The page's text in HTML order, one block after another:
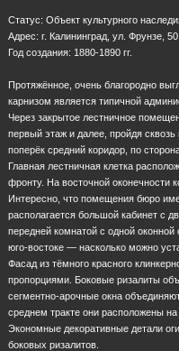
Статус: Объект культурного
Адрес: г. Калининград, ул. Фрунзе, 50
Год создания: 1880-1890 гг.
Протяжённое, очень благородно
карнизом является типичной
Через закрытое лестничное
первый этаж и далее, пройдя
поперёк средний коридор, по
Главная лестничная клетка
фронту. На восточной оконечности
Интересно, что помещения бюро
располагается большой кабинет с
передней комнатой с одной
юго-востоке — насколько можно
Фасад из тёмного красного
пропорциями. Боковые ризалиты
сегментно-арочные окна
среднем тракте они расположены на
Экономные декоративные детали
боковых ризалитов.